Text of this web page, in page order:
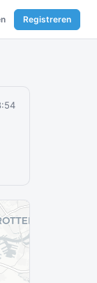
Registreren